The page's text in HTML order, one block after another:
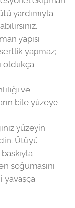
yardımıyla
yapısı
yapmaz;
oldukça
ve
bile yüzeye
yüzeyin
Ütüyü
soğumasını
yavaşça